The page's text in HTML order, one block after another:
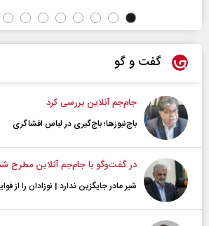
گفت و گو
جام‌جم آنلاین بررسی کرد
باج‌نیوزها؛ باج‌گیری در لباس افشاگری
در گفت‌و‌گو با جام‌جم آنلاین مطرح
شیر مادر جایگزین ندارد | نوزادان را از